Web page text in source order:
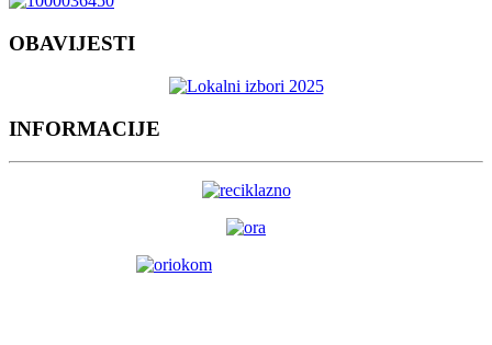
OBAVIJESTI
INFORMACIJE